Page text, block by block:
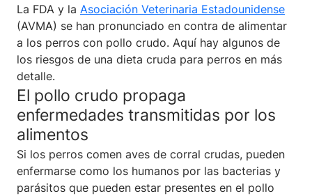
La FDA y la Asociación Veterinaria Estadounidense
(AVMA) se han pronunciado en contra de alimentar
a los perros con pollo crudo. Aquí hay algunos de
los riesgos de una dieta cruda para perros en más
detalle.
El pollo crudo propaga
enfermedades transmitidas por los
alimentos
Si los perros comen aves de corral crudas, pueden
enfermarse como los humanos por las bacterias y
parásitos que pueden estar presentes en el pollo